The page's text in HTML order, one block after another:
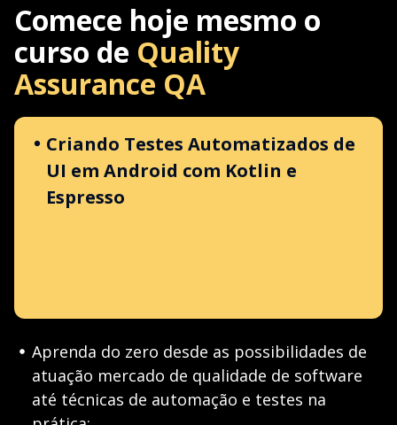
Comece hoje mesmo o
curso de Quality
Assurance QA
Criando Testes Automatizados de
UI em Android com Kotlin e
Espresso
Aprenda do zero desde as possibilidades de
atuação mercado de qualidade de software
até técnicas de automação e testes na